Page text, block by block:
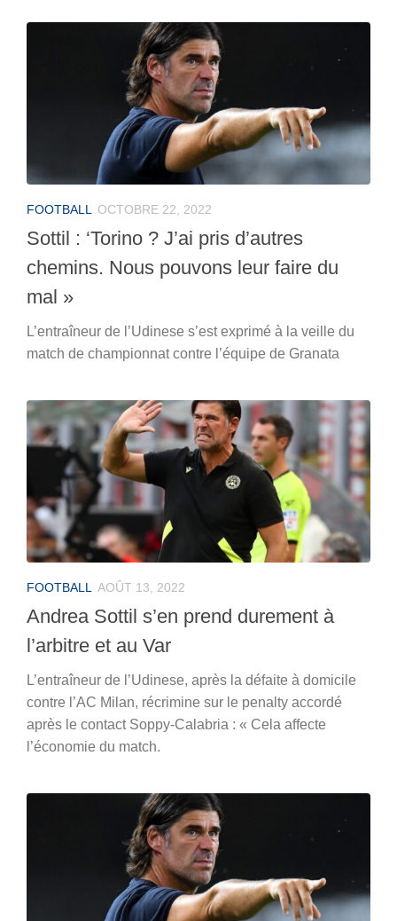
FOOTBALL OCTOBRE 22, 2022
Sottil : ‘Torino ? J’ai pris d’autres
chemins. Nous pouvons leur faire du
mal »
L’entraîneur de l’Udinese s’est exprimé à la veille du
match de championnat contre l’équipe de Granata
FOOTBALL AOÛT 13, 2022
Andrea Sottil s’en prend durement à
l’arbitre et au Var
L’entraîneur de l’Udinese, après la défaite à domicile
contre l’AC Milan, récrimine sur le penalty accordé
après le contact Soppy-Calabria : « Cela affecte
l’économie du match.